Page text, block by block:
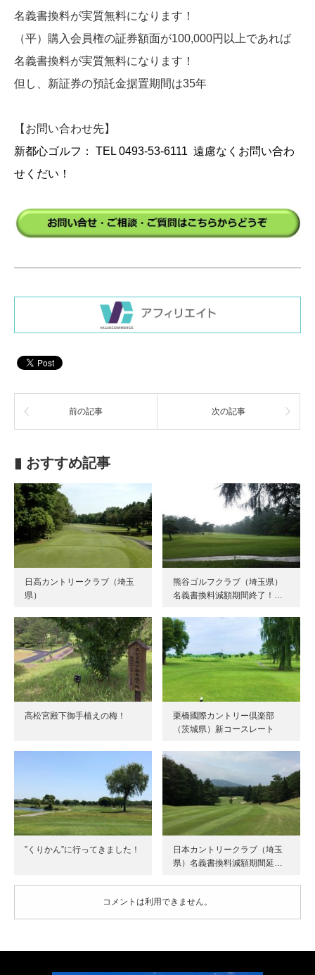
名義書換料が実質無料になります！
（平）購入会員権の証券額面が100,000円以上であれば
名義書換料が実質無料になります！
但し、新証券の預託金据置期間は35年
【お問い合わせ先】
新都心ゴルフ： TEL 0493-53-6111 遠慮なくお問い合わ
せくだい！
前の記事 次の記事
▮ おすすめ記事
日高カントリークラブ（埼玉
県）
熊谷ゴルフクラブ（埼玉県）
名義書換料減額期間終了！…
高松宮殿下御手植えの梅！
栗橋國際カントリー倶楽部
（茨城県）新コースレート
”くりかん”に行ってきました！
日本カントリークラブ（埼玉
県）名義書換料減額期間延…
コメントは利用できません。